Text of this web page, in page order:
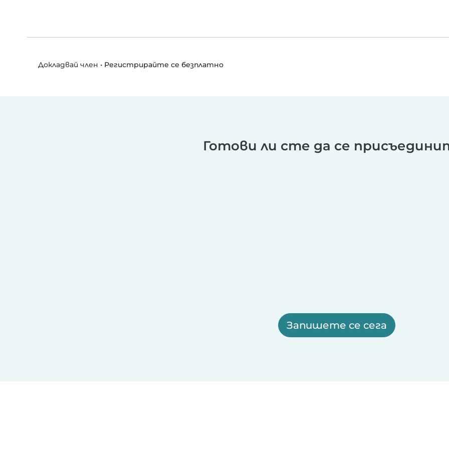
Докладвай член • Регистрирайте се безплатно
Готови ли сте да се
Запишете се сега